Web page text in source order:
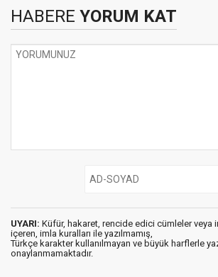
HABERE YORUM KAT
UYARI: Küfür, hakaret, rencide edici cümleler veya
içeren, imla kuralları ile yazılmamış,
Türkçe karakter kullanılmayan ve büyük harflerle
onaylanmamaktadır.